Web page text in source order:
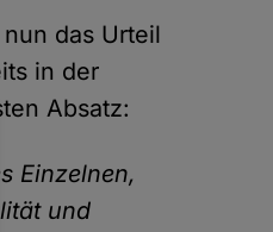
das Urteil
in der
Absatz:
Einzelnen,
und